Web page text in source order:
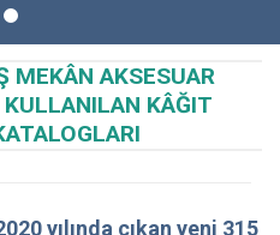
MEKÂN AKSESUAR
KÂĞIT
yılında çıkan yeni 315